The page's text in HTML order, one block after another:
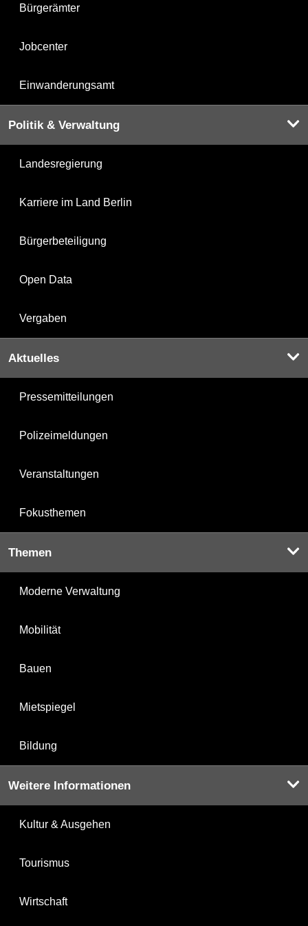
Bürgerämter
Jobcenter
Einwanderungsamt
Politik & Verwaltung
Landesregierung
Karriere im Land Berlin
Bürgerbeteiligung
Open Data
Vergaben
Aktuelles
Pressemitteilungen
Polizeimeldungen
Veranstaltungen
Fokusthemen
Themen
Moderne Verwaltung
Mobilität
Bauen
Mietspiegel
Bildung
Weitere Informationen
Kultur & Ausgehen
Tourismus
Wirtschaft